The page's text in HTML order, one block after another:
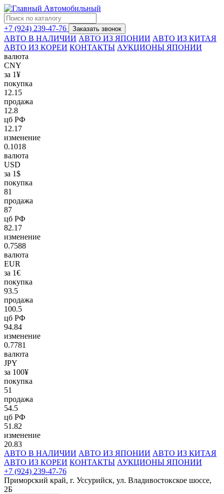
+7 (924) 239-47-76 Заказать звонок
АВТО В НАЛИЧИИ АВТО ИЗ ЯПОНИИ АВТО ИЗ КИТАЯ
АВТО ИЗ КОРЕИ КОНТАКТЫ АУКЦИОНЫ ЯПОНИИ
валюта
CNY
за 1¥
покупка
12.15
продажа
12.8
цб РФ
12.17
изменение
0.1018
валюта
USD
за 1$
покупка
81
продажа
87
цб РФ
82.17
изменение
0.7588
валюта
EUR
за 1€
покупка
93.5
продажа
100.5
цб РФ
94.84
изменение
0.7781
валюта
JPY
за 100¥
покупка
51
продажа
54.5
цб РФ
51.82
изменение
20.83
АВТО В НАЛИЧИИ АВТО ИЗ ЯПОНИИ АВТО ИЗ КИТАЯ
АВТО ИЗ КОРЕИ КОНТАКТЫ АУКЦИОНЫ ЯПОНИИ
+7 (924) 239-47-76
Приморский край, г. Уссурийск, ул. Владивостокское шоссе,
2Б